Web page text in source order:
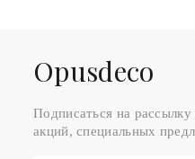
Оpusdeco
Подписаться на
акций, специальных